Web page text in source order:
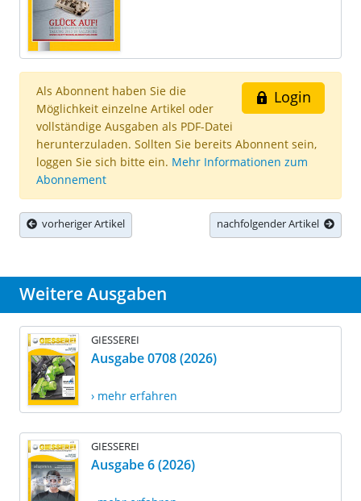
Login
Als Abonnent haben Sie die
Möglichkeit einzelne Artikel oder
vollständige Ausgaben als PDF-Datei
herunterzuladen. Sollten Sie bereits Abonnent sein,
loggen Sie sich bitte ein. Mehr Informationen zum
Abonnement
vorheriger Artikel nachfolgender Artikel
Weitere Ausgaben
GIESSEREI
Ausgabe 0708 (2026)
› mehr erfahren
GIESSEREI
Ausgabe 6 (2026)